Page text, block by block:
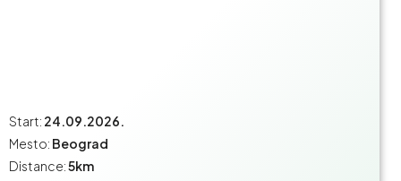
Start: 24.09.2026.
Mesto: Beograd
Distance:5km